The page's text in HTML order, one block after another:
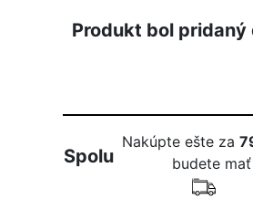
Produkt bol pridaný
Spolu
Nakúpte ešte za
budete